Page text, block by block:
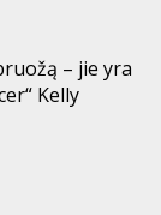
– jie yra
Kelly